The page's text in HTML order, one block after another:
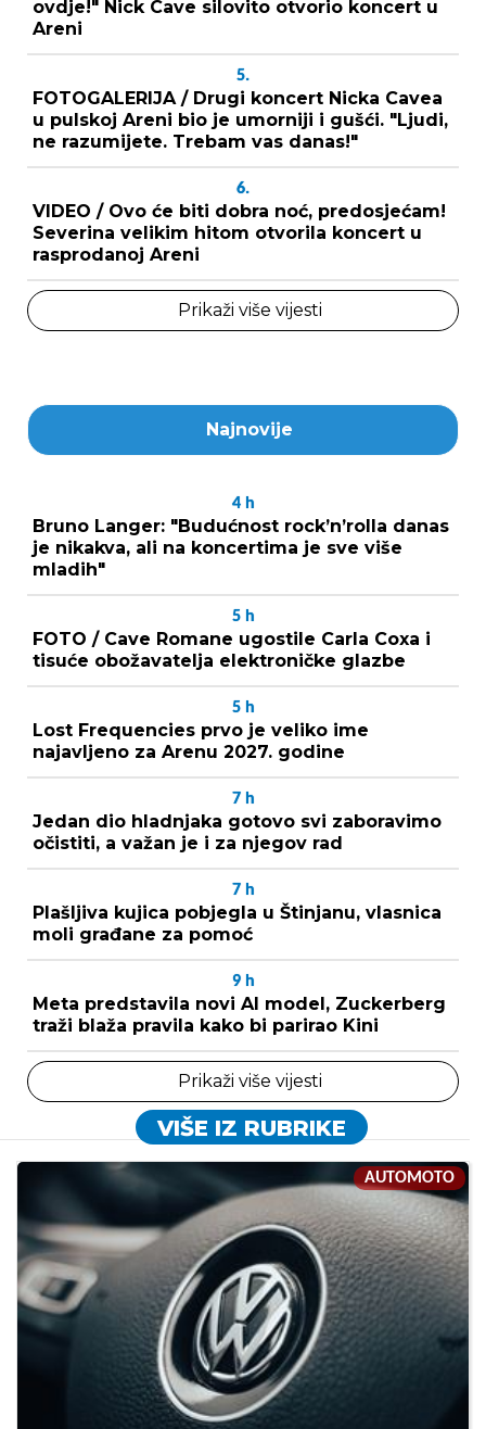
ovdje!" Nick Cave silovito otvorio koncert u
Areni
5.
FOTOGALERIJA / Drugi koncert Nicka Cavea
u pulskoj Areni bio je umorniji i gušći. "Ljudi,
ne razumijete. Trebam vas danas!"
6.
VIDEO / Ovo će biti dobra noć, predosjećam!
Severina velikim hitom otvorila koncert u
rasprodanoj Areni
Prikaži više vijesti
Najnovije
4 h
Bruno Langer: "Budućnost rock’n’rolla danas
je nikakva, ali na koncertima je sve više
mladih"
5 h
FOTO / Cave Romane ugostile Carla Coxa i
tisuće obožavatelja elektroničke glazbe
5 h
Lost Frequencies prvo je veliko ime
najavljeno za Arenu 2027. godine
7 h
Jedan dio hladnjaka gotovo svi zaboravimo
očistiti, a važan je i za njegov rad
7 h
Plašljiva kujica pobjegla u Štinjanu, vlasnica
moli građane za pomoć
9 h
Meta predstavila novi AI model, Zuckerberg
traži blaža pravila kako bi parirao Kini
Prikaži više vijesti
VIŠE IZ RUBRIKE
AUTOMOTO